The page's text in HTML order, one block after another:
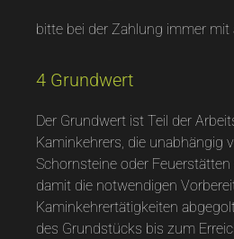
bitte bei der Zahlung immer mit
4 Grundwert
Der Grundwert ist Teil der
Kaminkehrers, die unabhängig
Schornsteine oder Feuerstätten
damit die notwendigen
Kaminkehrertätigkeiten
des Grundstücks bis zum